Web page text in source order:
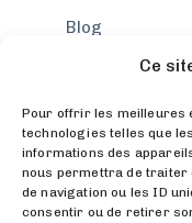
Ce
Pour offrir les meilleures
technologies telles que
informations des
nous permettra de traiter
de navigation ou les ID
consentir ou de retirer
Blog
Privacy Policy
Company
Privacy Policy
Privacy Policy